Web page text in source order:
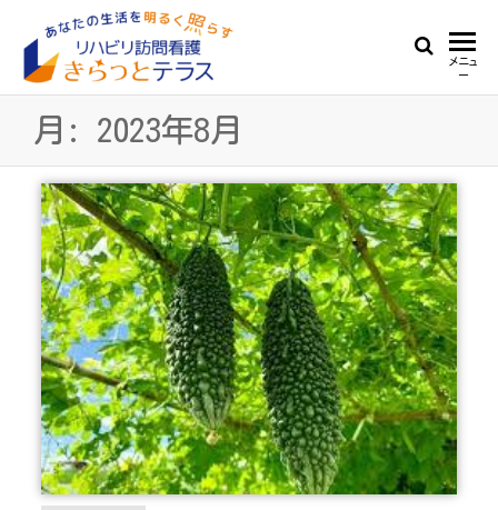
the
ハ
リ
訪
問
看
護
き
ら
っ
と
テ
活
を
明
る
く
照
ら
す
メニュ
ー
月: 2023年8月